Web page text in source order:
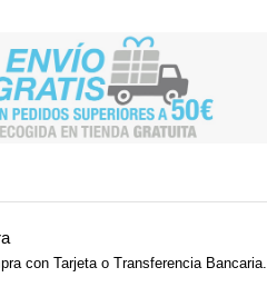
con Tarjeta o Transferencia Bancaria.